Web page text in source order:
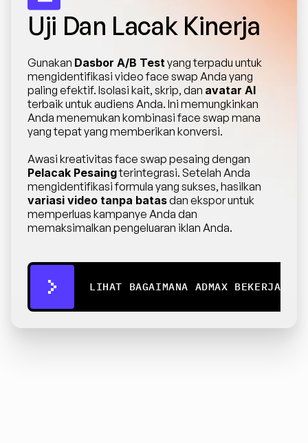
Uji Dan Lacak Kinerja
Gunakan Dasbor A/B Test yang terpadu untuk
mengidentifikasi video face swap Anda yang
paling efektif. Isolasi kait, skrip, dan avatar AI
terbaik untuk audiens Anda. Ini memungkinkan
Anda menemukan kombinasi face swap mana
yang tepat yang memberikan konversi.
Pelacak Pesaing terintegrasi. Setelah Anda
variasi video tanpa batas dan ekspor untuk
memperluas kampanye Anda dan
memaksimalkan pengeluaran iklan Anda.
LIHAT BAGAIMANA ADMAX BEKERJA